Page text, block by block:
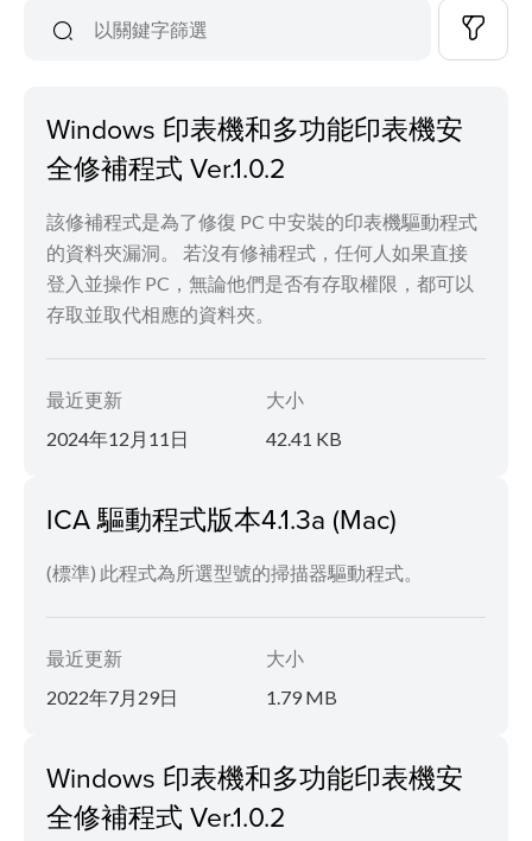
Windows 印表機和多功能印表機安
全修補程式 Ver.1.0.2
該修補程式是為了修復 PC 中安裝的印表機驅動程式
的資料夾漏洞。 若沒有修補程式，任何人如果直接
登入並操作 PC，無論他們是否有存取權限，都可以
存取並取代相應的資料夾。
最近更新
2024年12月11日
大小
42.41 KB
ICA 驅動程式版本4.1.3a (Mac)
(標準) 此程式為所選型號的掃描器驅動程式。
最近更新
2022年7月29日
大小
1.79 MB
Windows 印表機和多功能印表機安
全修補程式 Ver.1.0.2